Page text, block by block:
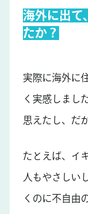
海外に出て
たか？
実際に海外に
く実感しまし
思えたし、だ
たとえば、イ
人もやさしい
くのに不自由